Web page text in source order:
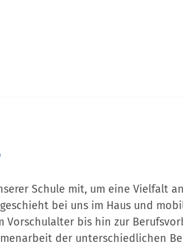
Schule mit, um eine Vielfalt
bei uns im Haus und
Vorschulalter bis hin zur
der unterschiedlichen